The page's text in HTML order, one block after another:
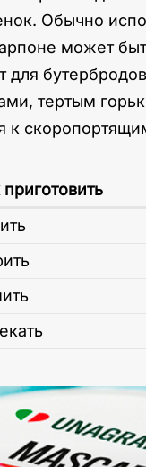
Обычно
может
тертым
к
приготовить